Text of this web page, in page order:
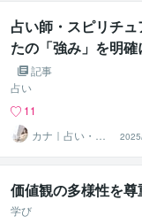
占い師・スピリチ
たの「強み」を明
記事
占い
11
カナ｜占い・ス
ピ系専門制作代
行
価値観の多様性を尊
学び